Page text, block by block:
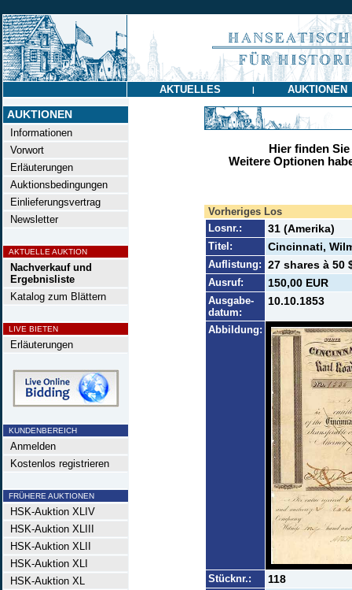
AKTUELLES | AUKTIONEN
AUKTIONEN
Informationen
Vorwort
Erläuterungen
Auktionsbedingungen
Einlieferungsvertrag
Newsletter
AKTUELLE AUKTION
Nachverkauf und
Ergebnisliste
Katalog zum Blättern
LIVE BIETEN
Erläuterungen
KUNDENBEREICH
Anmelden
Kostenlos registrieren
FRÜHERE AUKTIONEN
HSK-Auktion XLIV
HSK-Auktion XLIII
HSK-Auktion XLII
HSK-Auktion XLI
HSK-Auktion XL
Hier finden
Weitere Optionen
Vorheriges Los
Losnr.:
31 (Amerika)
Titel: Cincinnati,
Auflistung: 27 shares à 50
Ausruf: 150,00 EUR
Ausgabe-
datum:
10.10.1853
Abbildung:
Stücknr.: 118